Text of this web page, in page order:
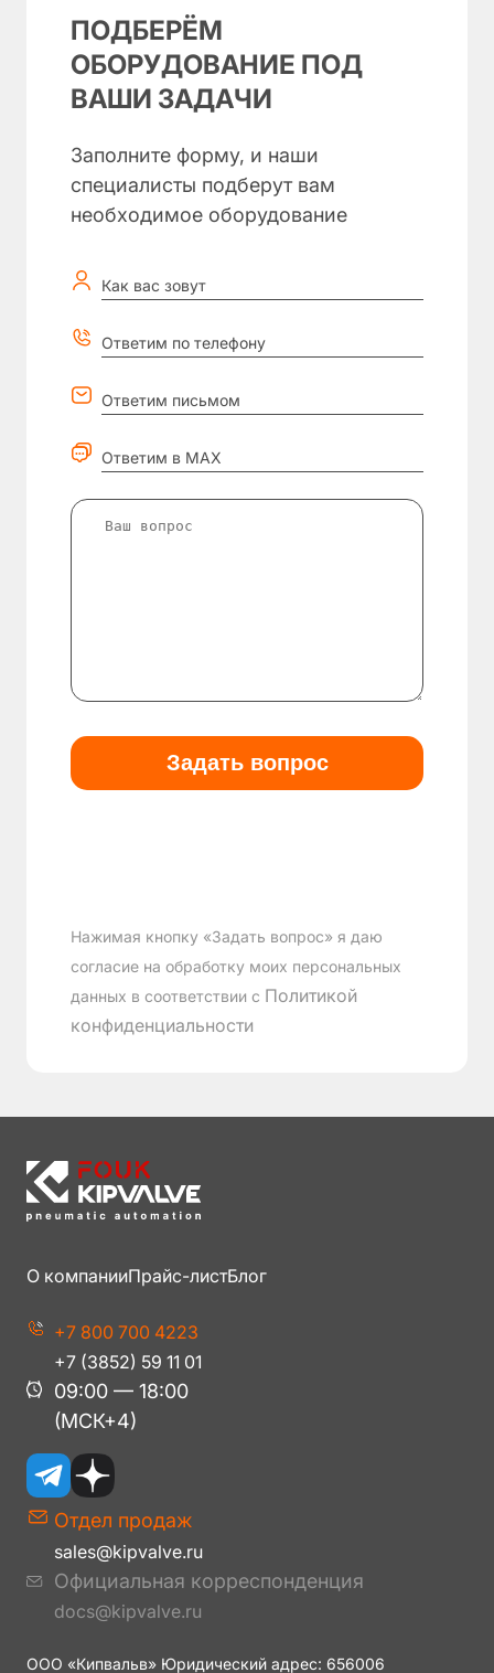
ПОДБЕРЁМ
ОБОРУДОВАНИЕ ПОД
ВАШИ ЗАДАЧИ
Заполните форму, и наши
специалисты подберут вам
необходимое оборудование
Как вас зовут
Ответим по телефону
Ответим письмом
Ответим в MAX
Нажимая кнопку «Задать вопрос» я даю
согласие на обработку моих персональных
данных в соответствии с Политикой
конфиденциальности
О компанииПрайс-листБлог
+7 800 700 4223
+7 (3852) 59 11 01
Отдел продаж
sales@kipvalve.ru
09:00 — 18:00
(МСК+4)
Официальная корреспонденция
docs@kipvalve.ru
ООО «Кипвальв» Юридический адрес: 656006